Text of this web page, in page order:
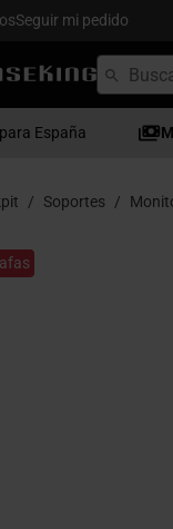
Seguir mi pedido
España
Soportes